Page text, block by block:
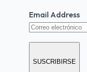
Email Address
SUSCRIBIRSE